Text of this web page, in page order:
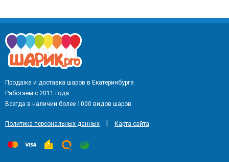
Продажа и доставка шаров в Екатеринбурге.
Работаем с 2011 года.
Всегда в наличии более 1000 видов шаров.
Политика персональных данных Карта сайта